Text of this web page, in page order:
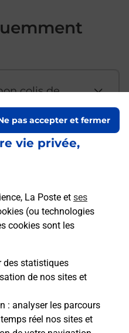
vie privée,
La Poste et ses
(ou technologies
cookies sont les
des statistiques
de nos sites et
: analyser les parcours
réel nos sites et
pas accepter et fermer
colis de
un
depuis un
une
?
t-elle
?